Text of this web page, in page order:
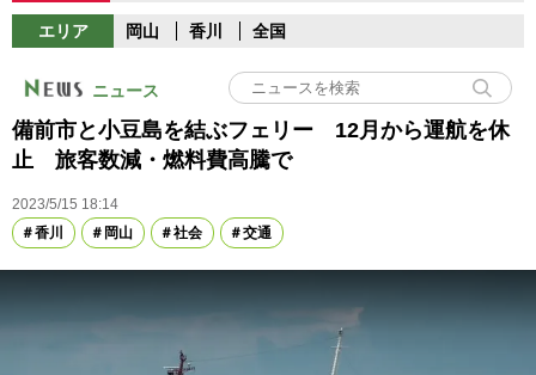
エリア 岡山 香川 全国
ニュース
備前市と小豆島を結ぶフェリー 12月から運航を休
止 旅客数減・燃料費高騰で
2023/5/15 18:14
香川
岡山 社会 交通